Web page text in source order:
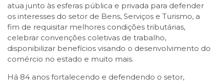
atua junto às esferas pública e privada para defender
os interesses do setor de Bens, Serviços e Turismo, a
fim de requisitar melhores condições tributárias,
celebrar convenções coletivas de trabalho,
disponibilizar benefícios visando o desenvolvimento do
comércio no estado e muito mais.
Há 84 anos fortalecendo e defendendo o setor,